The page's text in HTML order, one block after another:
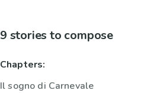
9 stories to compose
Chapters:
Il sogno di Carnevale